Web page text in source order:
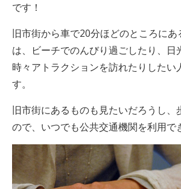
です！
旧市街から車で20分ほどのところに
は、ビーチでのんびり過ごしたり、日
時々アトラクションを訪れたりしたい
す。
旧市街にあるものも見たいだろうし、
ので、いつでも公共交通機関を利用で